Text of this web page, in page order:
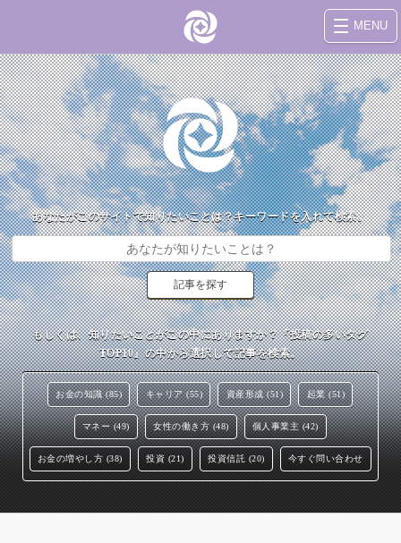
MENU
あなたがこのサイトで知りたいことは？キーワードを入れて検索。
もしくは、知りたいことがこの中にありますか？『投稿の多いタグ
TOP10』の中から選択して記事を検索。
お金の知識 (85) キャリア (55) 資産形成 (51) 起業 (51)
マネー (49) 女性の働き方 (48) 個人事業主 (42)
お金の増やし方 (38) 投資 (21) 投資信託 (20) 今すぐ問い合わせ